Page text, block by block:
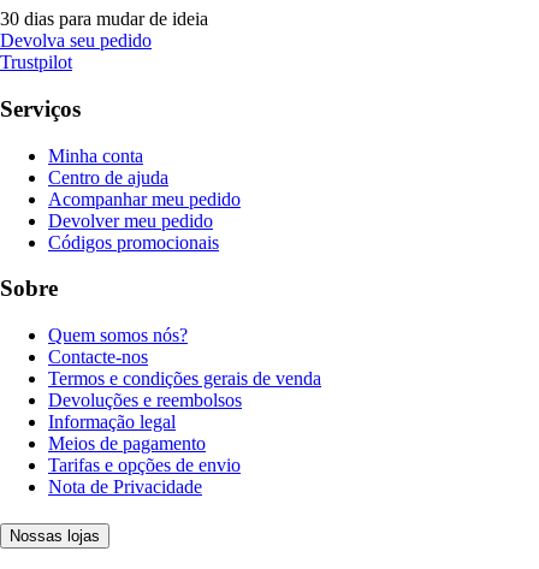
30 dias para mudar de ideia
Devolva seu pedido
Trustpilot
Serviços
Minha conta
Centro de ajuda
Acompanhar meu pedido
Devolver meu pedido
Códigos promocionais
Sobre
Quem somos nós?
Contacte-nos
Termos e condições gerais de venda
Devoluções e reembolsos
Informação legal
Meios de pagamento
Tarifas e opções de envio
Nota de Privacidade
Nossas lojas